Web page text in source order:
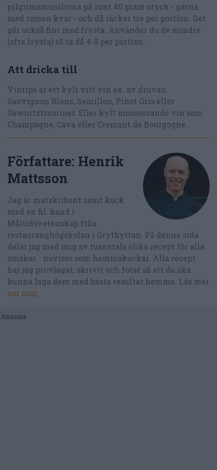
pilgrimsmusslorna på runt 40 gram styck - gärna
med romen kvar - och då räcker tre per portion. Det
går också fint med frysta. Använder du de mindre
(ofta frysta) så ta då 4-5 per portion.
Att dricka till
Vintips är ett kylt vitt vin ex. av druvan
Sauvignon Blanc, Semillon, Pinot Gris eller
Gewurtztraminer. Eller kylt mousserande vin som
Champagne, Cava eller Cremant de Bourgogne.
Författare: Henrik
Mattsson
Jag är matskribent samt kock
med en fil. kand i
Måltidsvetenskap från
restauranghögskolan i Grythyttan. På denna sida
delar jag med mig av tusentals olika recept för alla
smaker - noviser som hemmakockar. Alla recept
har jag provlagat, skrivit och fotat så att du ska
kunna laga dem med bästa resultat hemma. Läs mer
om mig